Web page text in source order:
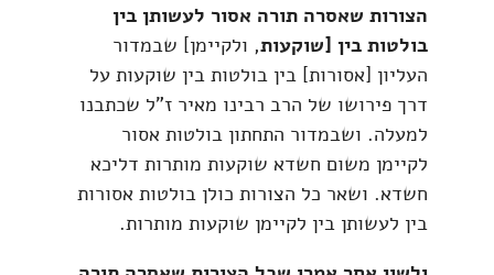
הצורות שאסרה תורה אסור לעשותן בין
בולטות בין [שוקעות, ולקיימן] שבמדור
העליון [אסורות] בין בולטות בין שוקעות על
דרך פירושו של הרב רבינו מאיר ז"ל שכתבנו
למעלה. ושבמדור התחתון בולטות אסור
לקיימן משום חשדא שוקעות מותרות דליכא
חשדא. ושאר כל הצורות כולן בולטות אסורות
בין לעשותן בין לקיימן שוקעות מותרות.